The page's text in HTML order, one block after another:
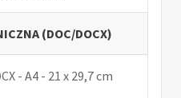
(DOC/DOCX)
- A4 - 21 x 29,7 cm